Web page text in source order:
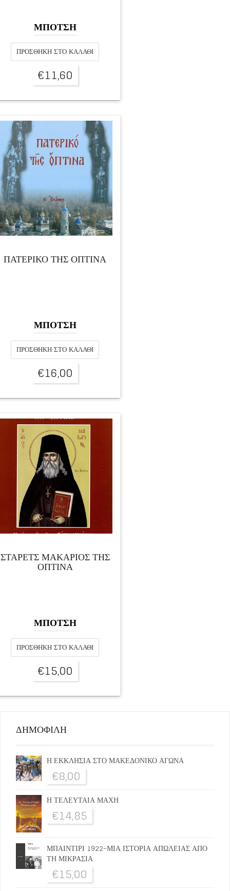
ΜΠΟΤΣΗ
ΠΡΟΣΘΉΚΗ ΣΤΟ ΚΑΛΆΘΙ
€11,60
ΠΑΤΕΡΙΚΟ ΤΗΣ ΟΠΤΙΝΑ
ΜΠΟΤΣΗ
ΠΡΟΣΘΉΚΗ ΣΤΟ ΚΑΛΆΘΙ
€16,00
ΣΤΑΡΕΤΣ ΜΑΚΑΡΙΟΣ ΤΗΣ
ΟΠΤΙΝΑ
ΜΠΟΤΣΗ
ΠΡΟΣΘΉΚΗ ΣΤΟ ΚΑΛΆΘΙ
€15,00
ΔΗΜΟΦΙΛΗ
Η ΕΚΚΛΗΣΙΑ ΣΤΟ ΜΑΚΕΔΟΝΙΚΟ ΑΓΩΝΑ
€8,00
Η ΤΕΛΕΥΤΑΙΑ ΜΑΧΗ
€14,85
ΜΠΑΙΝΤΙΡΙ 1922-ΜΙΑ ΙΣΤΟΡΙΑ ΑΠΩΛΕΙΑΣ ΑΠΟ
ΤΗ ΜΙΚΡΑΣΙΑ
€15,00